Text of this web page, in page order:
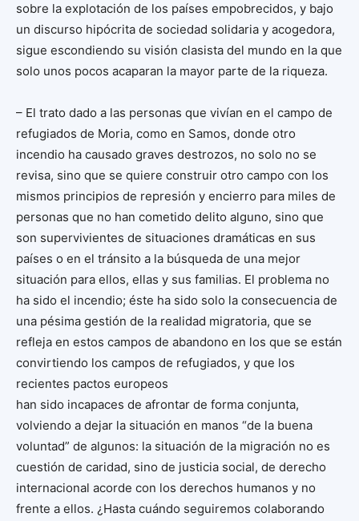
sobre la explotación de los países empobrecidos, y bajo
un discurso hipócrita de sociedad solidaria y acogedora,
sigue escondiendo su visión clasista del mundo en la que
solo unos pocos acaparan la mayor parte de la riqueza.
– El trato dado a las personas que vivían en el campo de
refugiados de Moria, como en Samos, donde otro
incendio ha causado graves destrozos, no solo no se
revisa, sino que se quiere construir otro campo con los
mismos principios de represión y encierro para miles de
personas que no han cometido delito alguno, sino que
son supervivientes de situaciones dramáticas en sus
países o en el tránsito a la búsqueda de una mejor
situación para ellos, ellas y sus familias. El problema no
ha sido el incendio; éste ha sido solo la consecuencia de
una pésima gestión de la realidad migratoria, que se
refleja en estos campos de abandono en los que se están
convirtiendo los campos de refugiados, y que los
recientes pactos europeos
han sido incapaces de afrontar de forma conjunta,
volviendo a dejar la situación en manos “de la buena
voluntad” de algunos: la situación de la migración no es
cuestión de caridad, sino de justicia social, de derecho
internacional acorde con los derechos humanos y no
frente a ellos. ¿Hasta cuándo seguiremos colaborando